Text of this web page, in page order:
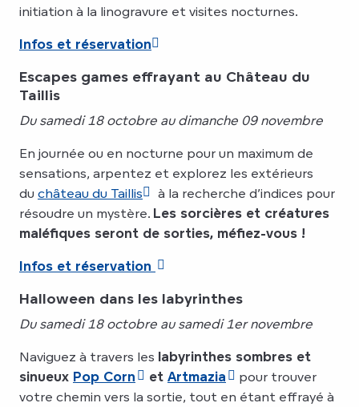
initiation à la linogravure et visites nocturnes.
Infos et réservation
Escapes games effrayant au Château du
Taillis
Du samedi 18 octobre au dimanche 09 novembre
En journée ou en nocturne pour un maximum de
sensations, arpentez et explorez les extérieurs
du château du Taillis
à la recherche d’indices pour
résoudre un mystère. Les sorcières et créatures
maléfiques seront de sorties, méfiez-vous !
Infos et réservation
Halloween dans les labyrinthes
Du samedi 18 octobre au samedi 1er novembre
Naviguez à travers les labyrinthes sombres et
sinueux Pop Corn et Artmazia
pour trouver
votre chemin vers la sortie, tout en étant effrayé à